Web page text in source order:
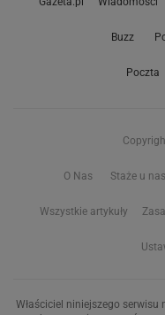
Buzz
Poczta
O Nas Staże u nas
Wszystkie artykuły
Właściciel niniejszego